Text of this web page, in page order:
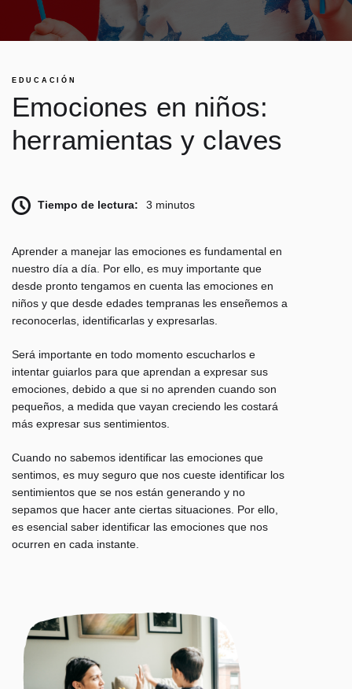
EDUCACIÓN
Emociones en niños:
herramientas y claves
Tiempo de lectura: 3 minutos
Aprender a manejar las emociones es fundamental en
nuestro día a día. Por ello, es muy importante que
desde pronto tengamos en cuenta las emociones en
niños y que desde edades tempranas les enseñemos a
reconocerlas, identificarlas y expresarlas.
Será importante en todo momento escucharlos e
intentar guiarlos para que aprendan a expresar sus
emociones, debido a que si no aprenden cuando son
pequeños, a medida que vayan creciendo les costará
más expresar sus sentimientos.
Cuando no sabemos identificar las emociones que
sentimos, es muy seguro que nos cueste identificar los
sentimientos que se nos están generando y no
sepamos que hacer ante ciertas situaciones. Por ello,
es esencial saber identificar las emociones que nos
ocurren en cada instante.